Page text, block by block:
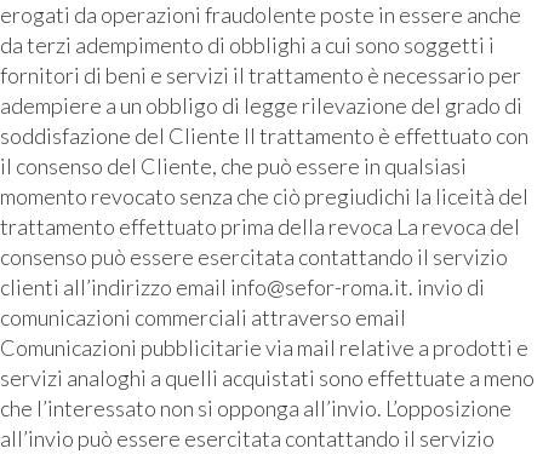
erogati da operazioni fraudolente poste in essere anche
da terzi adempimento di obblighi a cui sono soggetti i
fornitori di beni e servizi il trattamento è necessario per
adempiere a un obbligo di legge rilevazione del grado di
soddisfazione del Cliente Il trattamento è effettuato con
il consenso del Cliente, che può essere in qualsiasi
momento revocato senza che ciò pregiudichi la liceità del
trattamento effettuato prima della revoca La revoca del
consenso può essere esercitata contattando il servizio
clienti all’indirizzo email info@sefor-roma.it. invio di
comunicazioni commerciali attraverso email
Comunicazioni pubblicitarie via mail relative a prodotti e
servizi analoghi a quelli acquistati sono effettuate a meno
che l’interessato non si opponga all’invio. L’opposizione
all’invio può essere esercitata contattando il servizio